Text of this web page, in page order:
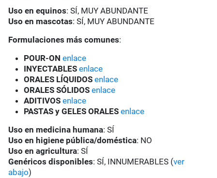
Uso en equinos: SÍ, MUY ABUNDANTE
Uso en mascotas: SÍ, MUY ABUNDANTE
Formulaciones más comunes:
POUR-ON enlace
INYECTABLES enlace
ORALES LÍQUIDOS enlace
ORALES SÓLIDOS enlace
ADITIVOS enlace
PASTAS y GELES ORALES enlace
Uso en medicina humana: SÍ
Uso en higiene pública/doméstica: NO
Uso en agricultura: SÍ
Genéricos disponibles: SÍ, INNUMERABLES (ver
abajo)